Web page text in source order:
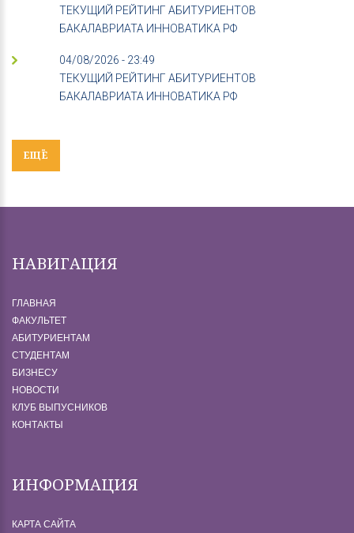
ТЕКУЩИЙ РЕЙТИНГ АБИТУРИЕНТОВ
БАКАЛАВРИАТА ИННОВАТИКА РФ
04/08/2026 - 23:49
ТЕКУЩИЙ РЕЙТИНГ АБИТУРИЕНТОВ
БАКАЛАВРИАТА ИННОВАТИКА РФ
ЕЩЁ
НАВИГАЦИЯ
ГЛАВНАЯ
ФАКУЛЬТЕТ
АБИТУРИЕНТАМ
СТУДЕНТАМ
БИЗНЕСУ
НОВОСТИ
КЛУБ ВЫПУСНИКОВ
КОНТАКТЫ
ИНФОРМАЦИЯ
КАРТА САЙТА